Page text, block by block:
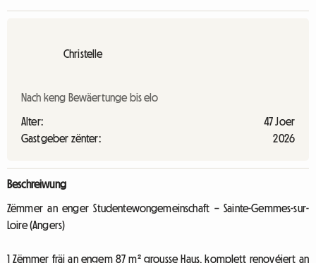
Christelle
Nach keng Bewäertunge bis elo
Alter:
47 Joer
Gastgeber zënter:
2026
Beschreiwung
Zëmmer an enger Studentewongemeinschaft – Sainte-Gemmes-sur-
Loire (Angers)
1 Zëmmer fräi an engem 87 m² grousse Haus, komplett renovéiert an